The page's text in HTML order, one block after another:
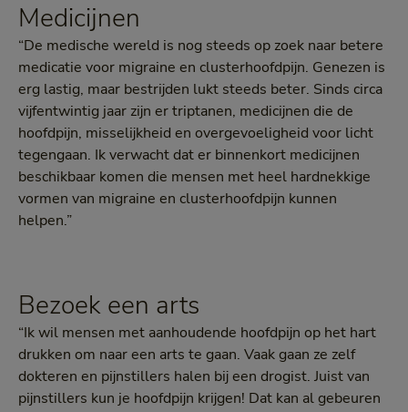
Medicijnen
“De medische wereld is nog steeds op zoek naar betere
medicatie voor migraine en clusterhoofdpijn. Genezen is
erg lastig, maar bestrijden lukt steeds beter. Sinds circa
vijfentwintig jaar zijn er triptanen, medicijnen die de
hoofdpijn, misselijkheid en overgevoeligheid voor licht
tegengaan. Ik verwacht dat er binnenkort medicijnen
beschikbaar komen die mensen met heel hardnekkige
vormen van migraine en clusterhoofdpijn kunnen
helpen.”
Bezoek een arts
“Ik wil mensen met aanhoudende hoofdpijn op het hart
drukken om naar een arts te gaan. Vaak gaan ze zelf
dokteren en pijnstillers halen bij een drogist. Juist van
pijnstillers kun je hoofdpijn krijgen! Dat kan al gebeuren